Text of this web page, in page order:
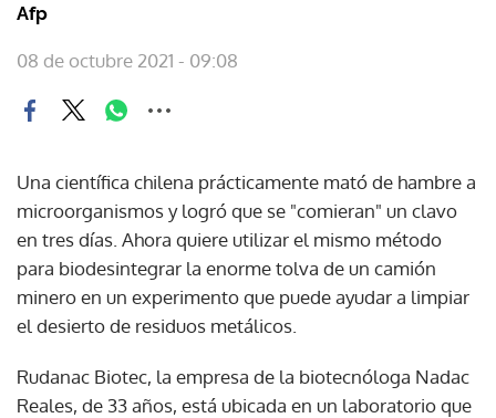
Afp
08 de octubre 2021 - 09:08
Una científica chilena prácticamente mató de hambre a
microorganismos y logró que se "comieran" un clavo
en tres días. Ahora quiere utilizar el mismo método
para biodesintegrar la enorme tolva de un camión
minero en un experimento que puede ayudar a limpiar
el desierto de residuos metálicos.
Rudanac Biotec, la empresa de la biotecnóloga Nadac
Reales, de 33 años, está ubicada en un laboratorio que